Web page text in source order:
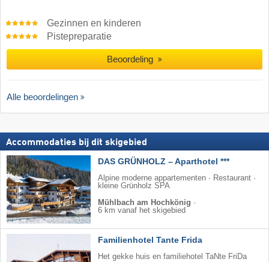
Gezinnen en kinderen
Pistepreparatie
Beoordeling
Alle beoordelingen
Accommodaties bij dit skigebied
DAS GRÜNHOLZ – Aparthotel ***
Alpine moderne appartementen · Restaurant ·
kleine Grünholz SPA
Mühlbach am Hochkönig ·
6 km vanaf het skigebied
Familienhotel Tante Frida
Het gekke huis en familiehotel TaNte FriDa